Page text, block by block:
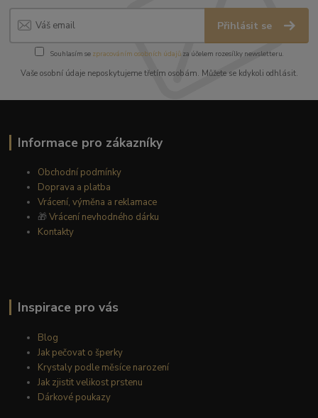
Přihlásit se
Souhlasím se zpracováním osobních údajůza účelem rozesílky newsletteru.
Vaše osobní údaje neposkytujeme třetím osobám. Můžete se kdykoli odhlásit.
Informace pro zákazníky
Obchodní podmínky
Doprava a platba
Vrácení, výměna a reklamace
🎁Vrácení nevhodného dárku
Kontakty
Inspirace pro vás
Blog
Jak pečovat o šperky
Krystaly podle měsíce narození
Jak zjistit velikost prstenu
Dárkové poukazy